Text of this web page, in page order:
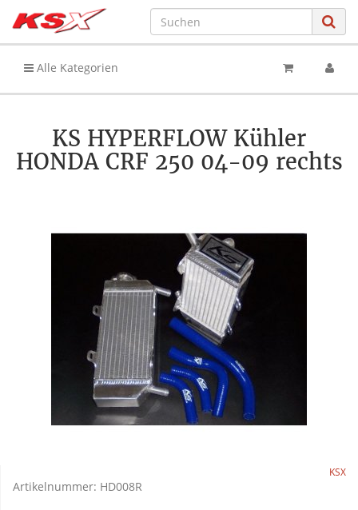
Alle Kategorien
KS HYPERFLOW Kühler
HONDA CRF 250 04-09 rechts
KSX
Artikelnummer: HD008R